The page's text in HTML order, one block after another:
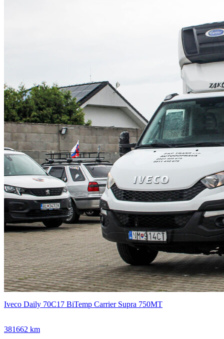
Iveco Daily 70C17 BiTemp Carrier Supra 750MT
381662 km